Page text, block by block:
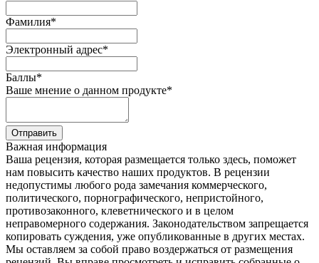
Фамилия*
Электронный адрес*
Баллы*
Ваше мнение о данном продукте*
Отправить
Важная информация
Ваша рецензия, которая размещается только здесь, поможет
нам повысить качество наших продуктов. В рецензии
недопустимы любого рода замечания коммерческого,
политического, порнографического, непристойного,
противозаконного, клеветнического и в целом
неправомерного содержания. Законодательством запрещается
копировать суждения, уже опубликованные в других местах.
Мы оставляем за собой право воздержаться от размещения